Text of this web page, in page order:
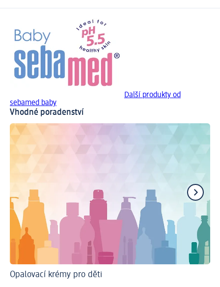
Další produkty od
sebamed baby
Vhodné poradenství
Opalovací krémy pro děti